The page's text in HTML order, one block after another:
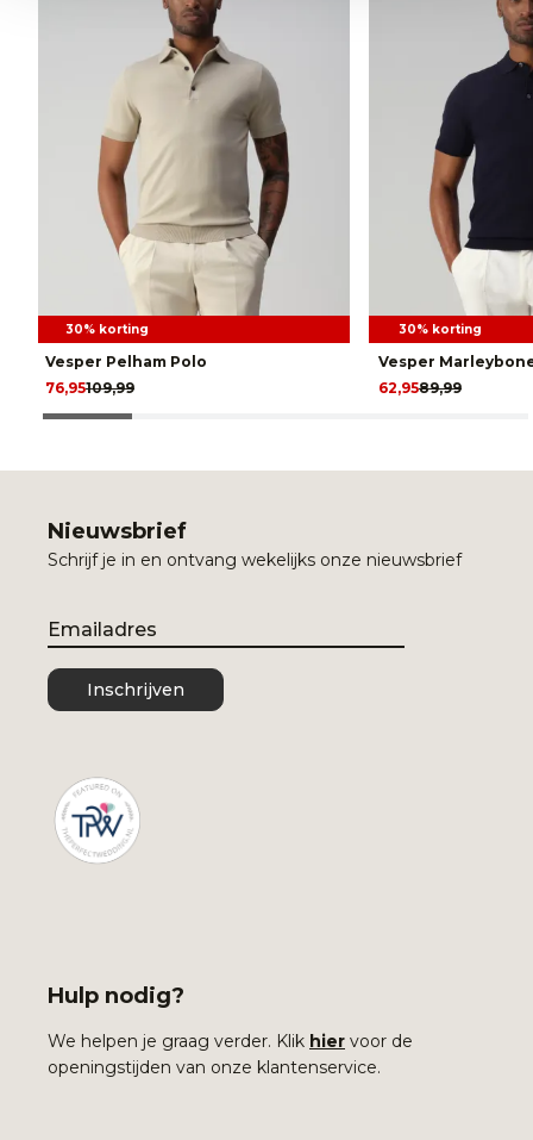
30% korting
Vesper Pelham Polo
109,99
76,95
30% korting
Vesper
89,99
62,95
Nieuwsbrief
Schrijf je in en ontvang wekelijks onze nieuwsbrief
Email
Inschrijven
Hulp nodig?
We helpen je graag verder. Klik hier voor de
openingstijden van onze klantenservice.